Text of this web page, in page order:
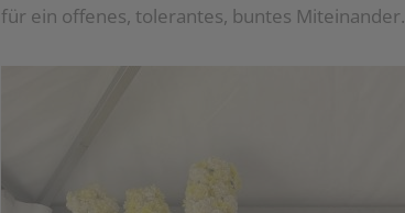
für ein offenes, tolerantes, buntes Miteinander.